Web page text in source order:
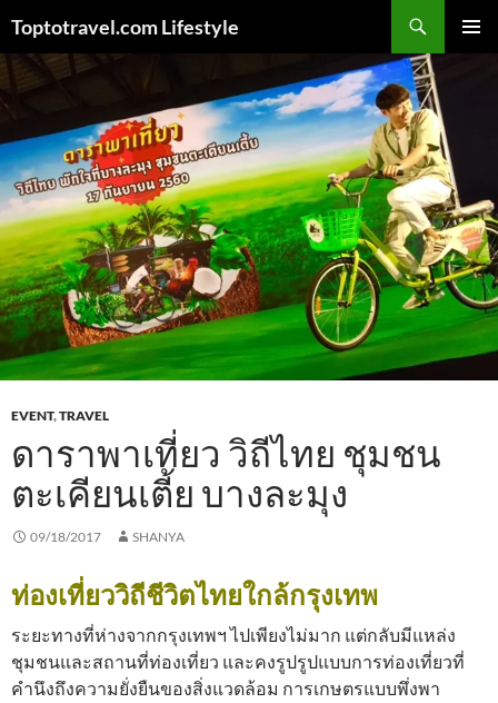
content
Toptotravel.com Lifestyle
EVENT,TRAVEL
ดาราพาเที่ยว วิถีไทย ชุมชน
ตะเคียนเตี้ย บางละมุง
09/18/2017 SHANYA
ท่องเที่ยววิถีชีวิตไทยใกล้กรุงเทพ
ระยะทางที่ห่างจากกรุงเทพฯ ไปเพียงไม่มาก แต่กลับมีแหล่ง
ชุมชนและสถานที่ท่องเที่ยว และคงรูปรูปแบบการท่องเที่ยวที่
คำนึงถึงความยั่งยืนของสิ่งแวดล้อม การเกษตรแบบพึ่งพา